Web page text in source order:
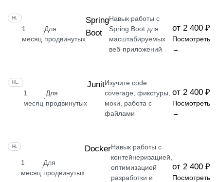
1
месяц
·
Для
продвинутых
Spring
Boot
Навык работы с
Spring Boot для
масштабируемых
веб-приложений
от 2 400 ₽
Посмотреть
→
1
месяц
·
Для
продвинутых
JunitИзучите code
coverage, фикстуры,
моки, работа с
файлами
от 2 400 ₽
Посмотреть
→
НАВЫК
1
месяц
·
Для
продвинутых
DockerНавык работы с
контейнеризацией,
оптимизацией
разработки и
от 2 400 ₽
Посмотреть